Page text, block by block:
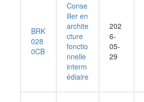
BRK
028
0CB
Conse
iller en
archite
cture
fonctio
nnelle
interm
édiaire
202
6-
05-
29